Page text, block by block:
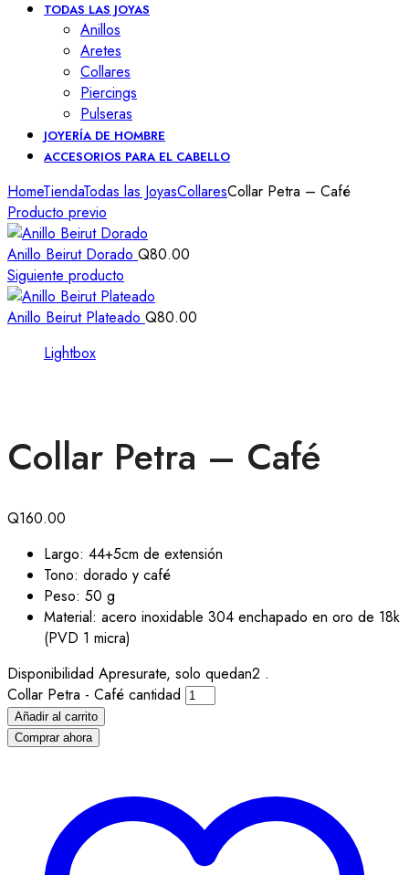
TODAS LAS JOYAS
Anillos
Aretes
Collares
Piercings
Pulseras
JOYERÍA DE HOMBRE
ACCESORIOS PARA EL CABELLO
HomeTiendaTodas las JoyasCollaresCollar Petra – Café
Producto previo
Anillo Beirut Dorado Q80.00
Siguiente producto
Anillo Beirut Plateado Q80.00
Lightbox
Collar Petra – Café
Q160.00
Largo: 44+5cm de extensión
Tono: dorado y café
Peso: 50 g
Material: acero inoxidable 304 enchapado en oro de 18k
(PVD 1 micra)
Disponibilidad Apresurate, solo quedan2 .
Collar Petra - Café cantidad
Añadir al carrito
Comprar ahora